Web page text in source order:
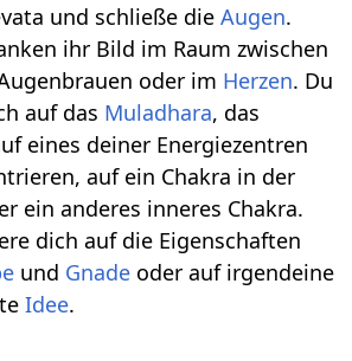
und schließe dieAugen.
ihr Bild im Raum zwischen
oder im Herzen. Du
auf das Muladhara, das
eines deiner Energiezentren
auf ein Chakra in der
ein anderes inneres Chakra.
dich auf die Eigenschaften
und Gnade oder auf irgendeine
Idee.